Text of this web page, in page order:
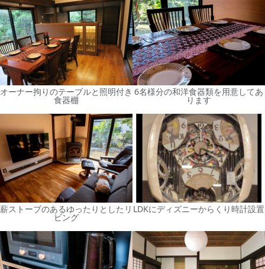
オーナー拘りのテーブルと照明付き
食器棚
6名様分の和洋食器類を用意してあ
ります
薪ストーブのあるゆったりとしたリ
ビング
LDKにディズニーからくり時計設置